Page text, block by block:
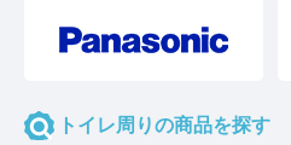
トイレ周りの商品を探す